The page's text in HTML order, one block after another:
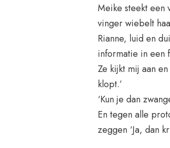
Meike steekt een
vinger wiebelt
Rianne, luid en
informatie in een
Ze kijkt mij aan
klopt.’
‘Kun je dan
En tegen alle
zeggen ‘Ja, dan